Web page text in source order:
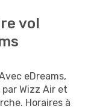
vol
eDreams,
Wizz Air et
Horaires à